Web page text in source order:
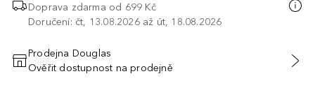
Doprava zdarma od 699 Kč
Doručení: čt, 13.08.2026 až út, 18.08.2026
PŘIDAT DO KOŠÍKU
Prodejna Douglas
Ověřit dostupnost na prodejně